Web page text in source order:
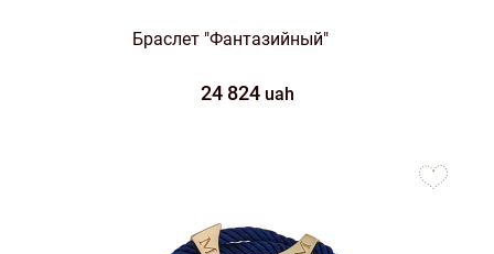
Браслет "Фантазийный"
24 824 uah
favorites